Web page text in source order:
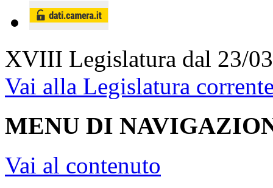
XVIII Legislatura dal 23/
Vai alla Legislatura
MENU DI
Vai al contenuto